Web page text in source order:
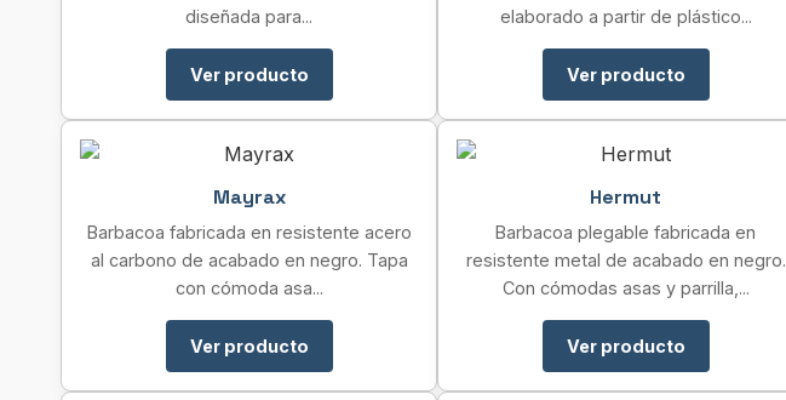
diseñada para...
Ver producto
elaborado a partir de plástico...
Ver producto
Mayrax
Barbacoa fabricada en resistente acero
al carbono de acabado en negro. Tapa
con cómoda asa...
Ver producto
Hermut
Barbacoa plegable fabricada en
resistente metal de acabado en negro.
Con cómodas asas y parrilla,...
Ver producto